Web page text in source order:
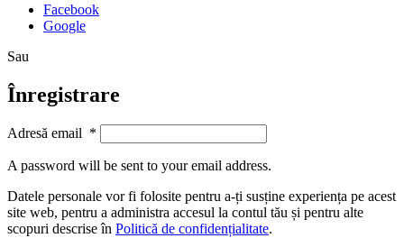
Facebook
Google
Sau
Înregistrare
Adresă email *
A password will be sent to your email address.
Datele personale vor fi folosite pentru a-ți susține experiența pe acest
site web, pentru a administra accesul la contul tău și pentru alte
scopuri descrise în Politică de confidențialitate.